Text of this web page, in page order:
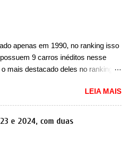
apenas em 1990, no ranking isso
9 carros inéditos nesse
mais destacado deles no ranking
Nesse ano também era
depois de 14 anos ganhava uma
por suas formas arredondadas.
no mercado. Era o Pointer, versão
LEIA MAIS
e 2024, com duas